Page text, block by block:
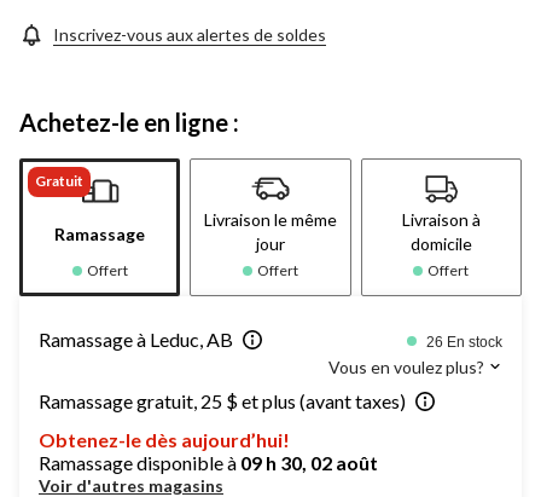
Inscrivez-vous aux alertes de soldes
Achetez-le en ligne :
Gratuit
Ramassage
Offert
Livraison le même
jour
Offert
Livraison à
domicile
Offert
Ramassage à Leduc, AB 26 En stock
Vous en voulez plus?
Ramassage gratuit, 25 $ et plus (avant taxes)
Obtenez-le dès aujourd’hui!
Ramassage disponible à 09 h 30, 02 août
Voir d'autres magasins